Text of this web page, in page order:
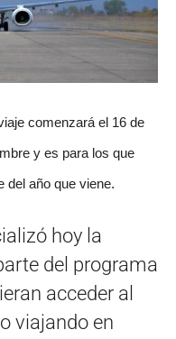
comenzará el 16 de
y es para los que
del año que viene.
hoy la
del programa
acceder al
viajando en